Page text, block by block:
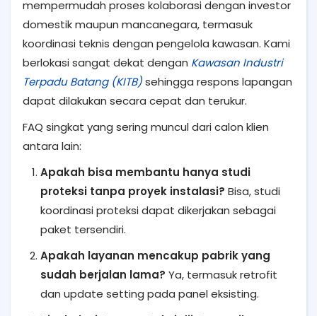
mempermudah proses kolaborasi dengan investor
domestik maupun mancanegara, termasuk
koordinasi teknis dengan pengelola kawasan. Kami
berlokasi sangat dekat dengan Kawasan Industri
Terpadu Batang (KITB)sehingga respons lapangan
dapat dilakukan secara cepat dan terukur.
FAQ singkat yang sering muncul dari calon klien
antara lain:
Apakah bisa membantu hanya studi
proteksi tanpa proyek instalasi? Bisa, studi
koordinasi proteksi dapat dikerjakan sebagai
paket tersendiri.
Apakah layanan mencakup pabrik yang
sudah berjalan lama? Ya, termasuk retrofit
dan update setting pada panel eksisting.